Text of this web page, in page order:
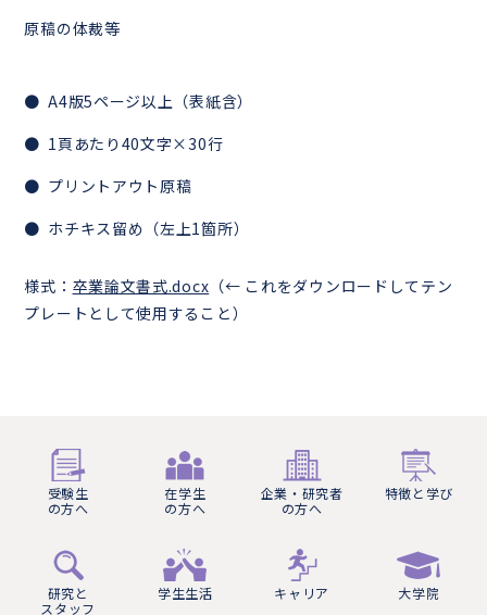
原稿の体裁等
A4版5ページ以上（表紙含）
1頁あたり40文字×30行
プリントアウト原稿
ホチキス留め（左上1箇所）
様式： 卒業論文書式.docx （← これをダウンロードしてテン
プレートとして使用すること）
受験生
の方へ
在学生
の方へ
企業・研究者
の方へ
特徴と学び
研究と
スタッフ
学生生活 キャリア 大学院